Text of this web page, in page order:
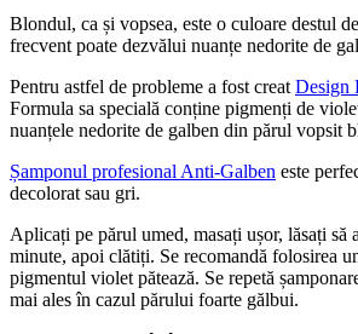
Blondul, ca și vopsea, este o culoare destul
frecvent poate dezvălui nuanțe nedorite de
Pentru astfel de probleme a fost creat Design
Formula sa specială conține pigmenți de
nuanțele nedorite de galben din părul vopsit
Șamponul profesional Anti-Galben este
decolorat sau gri.
Aplicați pe părul umed, masați ușor, lăsați să
minute, apoi clătiți. Se recomandă folosirea
pigmentul violet pătează. Se repetă
mai ales în cazul părului foarte gălbui.